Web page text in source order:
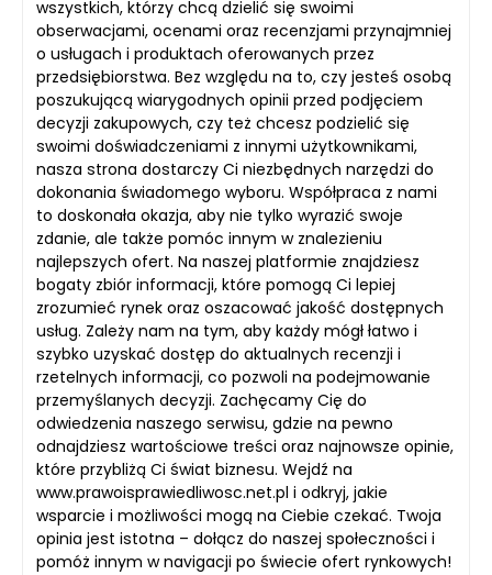
wszystkich, którzy chcą dzielić się swoimi
obserwacjami, ocenami oraz recenzjami przynajmniej
o usługach i produktach oferowanych przez
przedsiębiorstwa. Bez względu na to, czy jesteś osobą
poszukującą wiarygodnych opinii przed podjęciem
decyzji zakupowych, czy też chcesz podzielić się
swoimi doświadczeniami z innymi użytkownikami,
nasza strona dostarczy Ci niezbędnych narzędzi do
dokonania świadomego wyboru. Współpraca z nami
to doskonała okazja, aby nie tylko wyrazić swoje
zdanie, ale także pomóc innym w znalezieniu
najlepszych ofert. Na naszej platformie znajdziesz
bogaty zbiór informacji, które pomogą Ci lepiej
zrozumieć rynek oraz oszacować jakość dostępnych
usług. Zależy nam na tym, aby każdy mógł łatwo i
szybko uzyskać dostęp do aktualnych recenzji i
rzetelnych informacji, co pozwoli na podejmowanie
przemyślanych decyzji. Zachęcamy Cię do
odwiedzenia naszego serwisu, gdzie na pewno
odnajdziesz wartościowe treści oraz najnowsze opinie,
które przybliżą Ci świat biznesu. Wejdź na
www.prawoisprawiedliwosc.net.pl i odkryj, jakie
wsparcie i możliwości mogą na Ciebie czekać. Twoja
opinia jest istotna – dołącz do naszej społeczności i
pomóż innym w navigacji po świecie ofert rynkowych!